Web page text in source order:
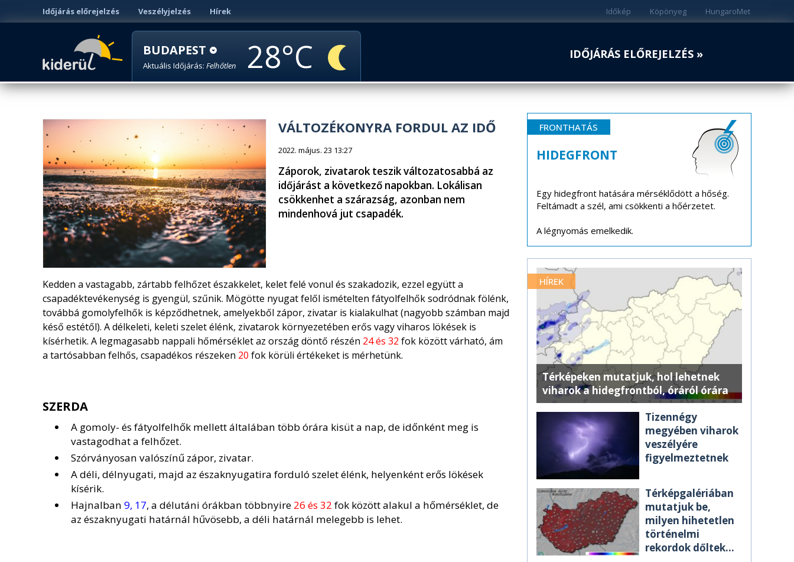
Időjárás előrejelzés Veszélyjelzés Hírek HungaroMet
Köpönyeg
Időkép
BUDAPEST
Aktuális Időjárás: Felhőtlen 28 IDŐJÁRÁS ELŐREJELZÉS »
VÁLTOZÉKONYRA FORDUL AZ IDŐ
2022. május. 23 13:27
Záporok, zivatarok teszik változatosabbá az
időjárást a következő napokban. Lokálisan
csökkenhet a szárazság, azonban nem
mindenhová jut csapadék.
Kedden a vastagabb, zártabb felhőzet északkelet, kelet felé vonul és szakadozik, ezzel együtt a
csapadéktevékenység is gyengül, szűnik. Mögötte nyugat felől ismételten fátyolfelhők sodródnak fölénk,
továbbá gomolyfelhők is képződhetnek, amelyekből zápor, zivatar is kialakulhat (nagyobb számban majd
késő estétől). A délkeleti, keleti szelet élénk, zivatarok környezetében erős vagy viharos lökések is
kísérhetik. A legmagasabb nappali hőmérséklet az ország döntő részén 24 és 32 fok között várható, ám
a tartósabban felhős, csapadékos részeken 20 fok körüli értékeket is mérhetünk.
SZERDA
A gomoly- és fátyolfelhők mellett általában több órára kisüt a nap, de időnként meg is
vastagodhat a felhőzet.
Szórványosan valószínű zápor, zivatar.
A déli, délnyugati, majd az északnyugatira forduló szelet élénk, helyenként erős lökések
kísérik.
Hajnalban 9, 17, a délutáni órákban többnyire 26 és 32 fok között alakul a hőmérséklet, de
az északnyugati határnál hűvösebb, a déli határnál melegebb is lehet.
FRONTHATÁS
HIDEGFRONT
Egy hidegfront hatására mérséklődött a hőség.
Feltámadt a szél, ami csökkenti a hőérzetet.
A légnyomás emelkedik.
HÍREK
Térképeken mutatjuk, hol lehetnek
viharok a hidegfrontból, óráról órára
Tizennégy
megyében viharok
veszélyére
figyelmeztetnek
Térképgalériában
mutatjuk be,
milyen hihetetlen
történelmi
rekordok dőltek